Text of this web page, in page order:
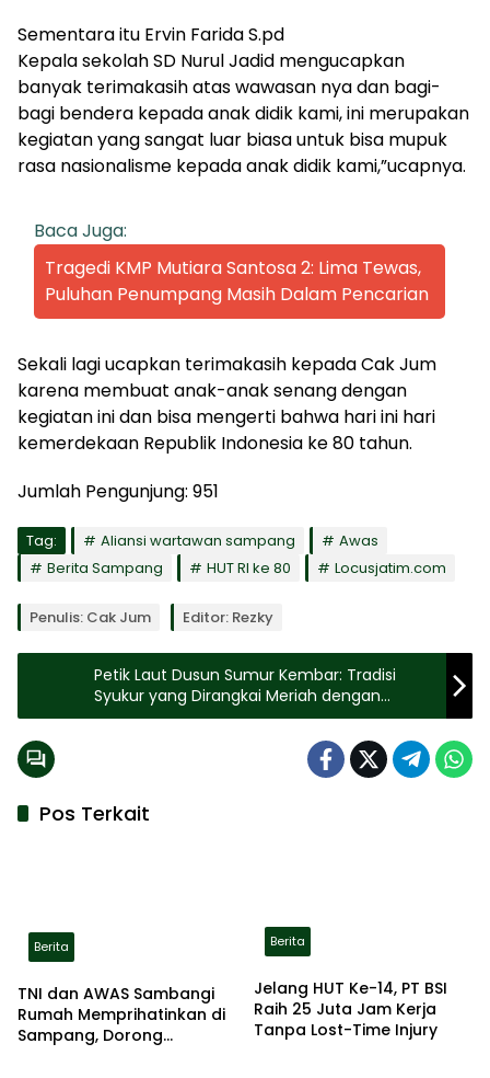
Sementara itu Ervin Farida S.pd
Kepala sekolah SD Nurul Jadid mengucapkan
banyak terimakasih atas wawasan nya dan bagi-
bagi bendera kepada anak didik kami, ini merupakan
kegiatan yang sangat luar biasa untuk bisa mupuk
rasa nasionalisme kepada anak didik kami,”ucapnya.
Baca Juga:
Tragedi KMP Mutiara Santosa 2: Lima Tewas,
Puluhan Penumpang Masih Dalam Pencarian
Sekali lagi ucapkan terimakasih kepada Cak Jum
karena membuat anak-anak senang dengan
kegiatan ini dan bisa mengerti bahwa hari ini hari
kemerdekaan Republik Indonesia ke 80 tahun.
Jumlah Pengunjung: 951
Tag: Aliansi wartawan sampang
Awas
Berita Sampang
HUT RI ke 80 Locusjatim.com
Penulis: Cak Jum Editor: Rezky
Petik Laut Dusun Sumur Kembar: Tradisi
Syukur yang Dirangkai Meriah dengan
Lomba Kemerdekaan
Pos Terkait
Berita
TNI dan AWAS Sambangi
Rumah Memprihatinkan di
Sampang, Dorong
Berita
Jelang HUT Ke-14, PT BSI
Raih 25 Juta Jam Kerja
Tanpa Lost-Time Injury